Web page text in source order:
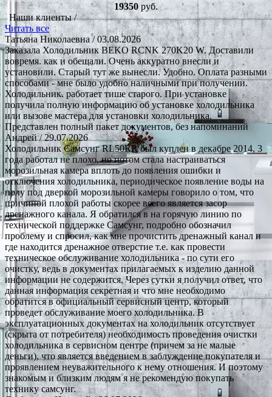
19350руб.
Наши клиенты /
Читать все
Татьяна Николаевна/ 03.08.2026
Заказала Холодильник BEKO RCNK 270K20 W. Доставили
вовремя. как и обещали. Очень аккуратно внесли и
установили. Старый тут же вынесли. Удобно. Оплата разными
способами - мне было удобно наличными при получении.
Холодильник. работает тише старого. При установке
получила полную информацию об установке холодильника
или вызове мастера для установки холодильника.
Представлен полный пакет документов, без напоминаний
Андрей/ 29.07.2026
Холодильник Самсунг RL50RR был куплен в декабре 2014, 3
года работал не плохо, но потом стала настраиваться
морозильная камера вплоть до появления ошибки и
отключения холодильника, периодическое появление воды на
полу под дверкой морозильной камеры говорило о том, что
причиной плохой работы скорее всего является засор
дренажного канала. Я обратился в на горячую линию по
технической поддержке Самсунг, подробно обозначил
проблему и спросил, как мне прочистить дренажный канал и
где находится дренажное отверстие т.е. как провести
техническое обслуживание холодильника - по сути его
очистку, ведь в документах прилагаемых к изделию данной
информации не содержится. Через сутки я получил ответ, что
данная информация секретная и что мне необходимо
обратится в официальный сервисный центр, который
проведет обслуживание моего холодильника. В
эксплуатационных документах на холодильник отсутствует
(скрыта от потребителя) необходимость проведения очистки
холодильника в сервисном центре (причем за не малые
деньги), что является введением в заблуждение покупателя и
проявлением неуважительного к нему отношения. И поэтому
знакомым и близким людям я не рекомендую покупать
технику самсунг.